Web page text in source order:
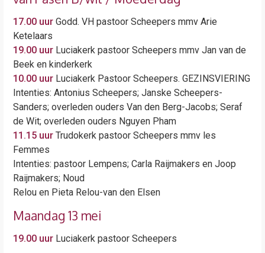
17.00 uurGodd. VH pastoor Scheepers mmv Arie
Ketelaars
19.00 uurLuciakerk pastoor Scheepers mmv Jan van de
Beek en kinderkerk
10.00 uurLuciakerk Pastoor Scheepers. GEZINSVIERING
Intenties: Antonius Scheepers; Janske Scheepers-
Sanders; overleden ouders Van den Berg-Jacobs; Seraf
de Wit; overleden ouders Nguyen Pham
11.15 uurTrudokerk pastoor Scheepers mmv les
Femmes
Intenties: pastoor Lempens; Carla Raijmakers en Joop
Raijmakers; Noud
Relou en Pieta Relou-van den Elsen
Maandag 13 mei
19.00 uurLuciakerk pastoor Scheepers